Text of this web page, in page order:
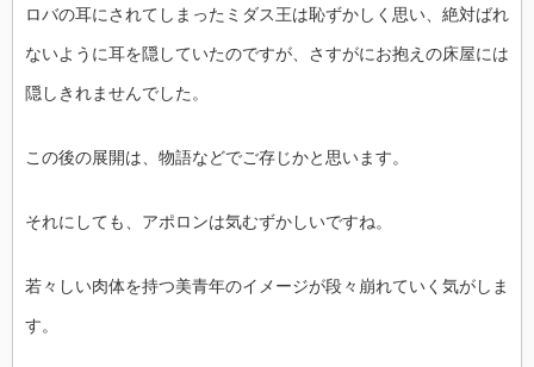
ロバの耳にされてしまったミダス王は恥ずかしく思い、絶対ばれ
ないように耳を隠していたのですが、さすがにお抱えの床屋には
隠しきれませんでした。
この後の展開は、物語などでご存じかと思います。
それにしても、アポロンは気むずかしいですね。
若々しい肉体を持つ美青年のイメージが段々崩れていく気がしま
す。